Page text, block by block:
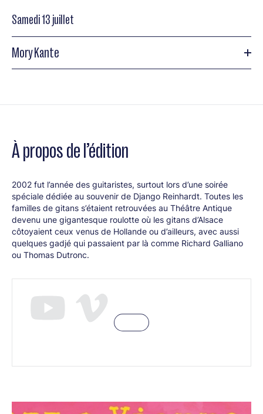
Lincoln Center Jazz Orchestra with Wynton Marsalis
Jam Session 2002Terell Stafford (tp), Jesse Davis (s), Harry
Samedi 13 juillet
Mory Kante
À propos de l’édition
2002 fut l’année des guitaristes, surtout lors d’une soirée
spéciale dédiée au souvenir de Django Reinhardt. Toutes les
familles de gitans s’étaient retrouvées au Théâtre Antique
devenu une gigantesque roulotte où les gitans d’Alsace
côtoyaient ceux venus de Hollande ou d’ailleurs, avec aussi
quelques gadjé qui passaient par là comme Richard Galliano
ou Thomas Dutronc.